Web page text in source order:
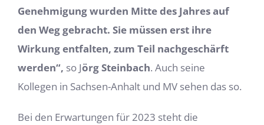
Genehmigung wurden Mitte des Jahres auf
den Weg gebracht. Sie müssen erst ihre
Wirkung entfalten, zum Teil nachgeschärft
werden“, so Jörg Steinbach. Auch seine
Kollegen in Sachsen-Anhalt und MV sehen das so.
Bei den Erwartungen für 2023 steht die